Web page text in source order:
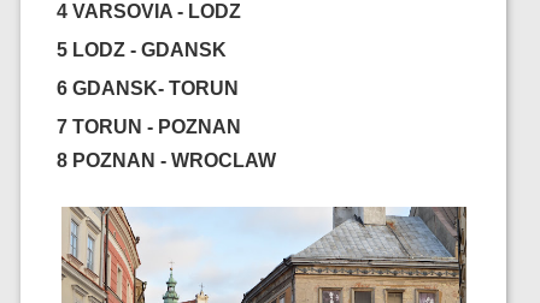
4 VARSOVIA - LODZ
5 LODZ - GDANSK
6 GDANSK- TORUN
7 TORUN - POZNAN
8 POZNAN - WROCLAW